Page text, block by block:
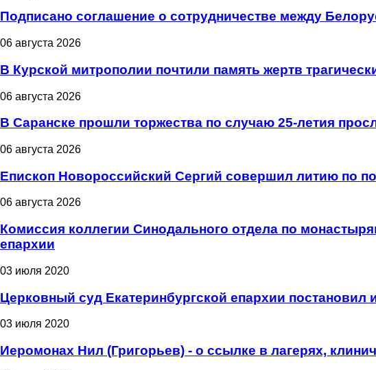
Подписано соглашение о сотрудничестве между
06 августа 2026
В Курской митрополии почтили память жертв
06 августа 2026
В Саранске прошли торжества по случаю 25-летия
06 августа 2026
Епископ Новороссийский Сергий совершил литию по
06 августа 2026
Комиссия коллегии Синодального отдела по
епархии
03 июля 2020
Церковный суд Екатеринбургской епархии постановил
03 июля 2020
Иеромонах Нил (Григорьев) - о ссылке в лагерях,